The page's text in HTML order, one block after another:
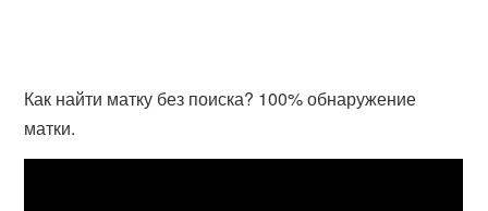
Как найти матку без поиска? 100% обнаружение
матки.